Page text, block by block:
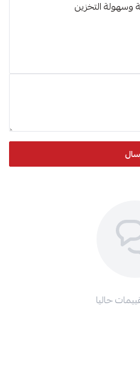
وسهولة التخزين
حاليا